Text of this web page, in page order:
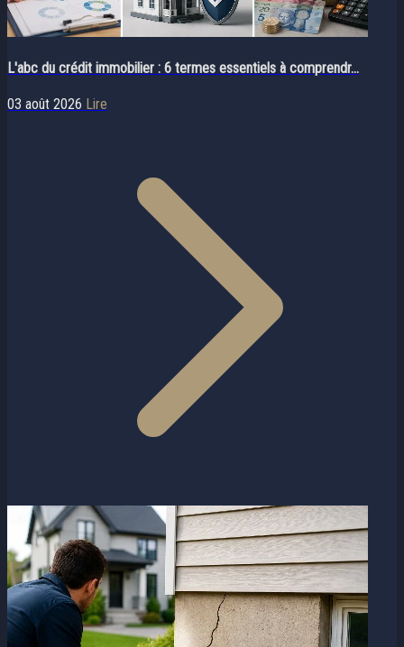
L'abc du crédit immobilier : 6 termes essentiels à comprendr...
03 août 2026 Lire